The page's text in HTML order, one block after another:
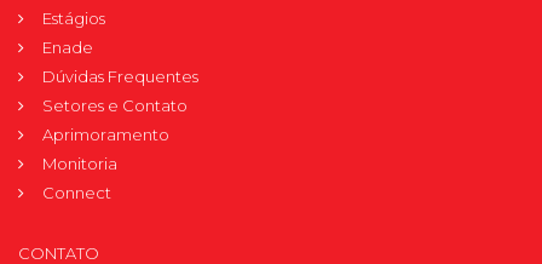
Estágios
Enade
Dúvidas Frequentes
Setores e Contato
Aprimoramento
Monitoria
Connect
CONTATO